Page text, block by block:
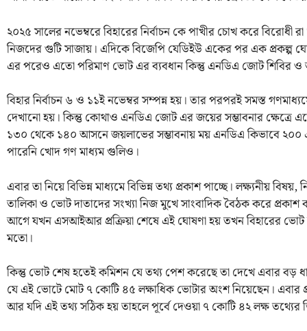
২০২৫ সালের নভেম্বরে বিহারের নির্বাচন কে পাখীর চোখ করে
নিজদের গুটি সাজায়। এদিকে বিজেপি যেডিইউ একের পর এক প্রকল্প
এর পরেও এতো পরিমাণ ভোট এর ব্যবধান কিন্তু এনডিএ জোট শিবির ও
বিহার নির্বাচন ৬ ও ১১ই নভেম্বর সম্পন্ন হয়। তার পরপরই সমস্ত
দেখানো হয়। কিন্তু কোথাও এনডিএ জোট এর জয়ের সম্ভাবনার ক্ষেত্রে
১৩০ থেকে ১৪০ আসনে জয়লাভের সম্ভাবনায় ময় এনডিএ কিভাবে
পারেনি খোদ গণ মাধ্যম গুলিও।
এবার তা নিয়ে বিভিন্ন মাধ্যমে বিভিন্ন তথ্য প্রকাশ পাচ্ছে। লক্ষ্যনীয়
তালিকা ও ভোট দাতাদের সংখ্যা নিজ মুখে সাংবাদিক বৈঠক করে
আগে যখন এসআইআর প্রক্রিয়া শেষে এই ঘোষণা হয় তখন বিহারের ভোট
মতো।
কিন্তু ভোট শেষ হতেই কমিশন যে তথ্য পেশ করেছে তা দেখে এবার বড়
যে এই ভোটে মোট ৭ কোটি ৪৫ লক্ষাধিক ভোটার অংশ নিয়েছেন। এবার
আর যদি এই তথ্য সঠিক হয় তাহলে পূর্বে দেওয়া ৭ কোটি ৪২ লক্ষ তথ্যের